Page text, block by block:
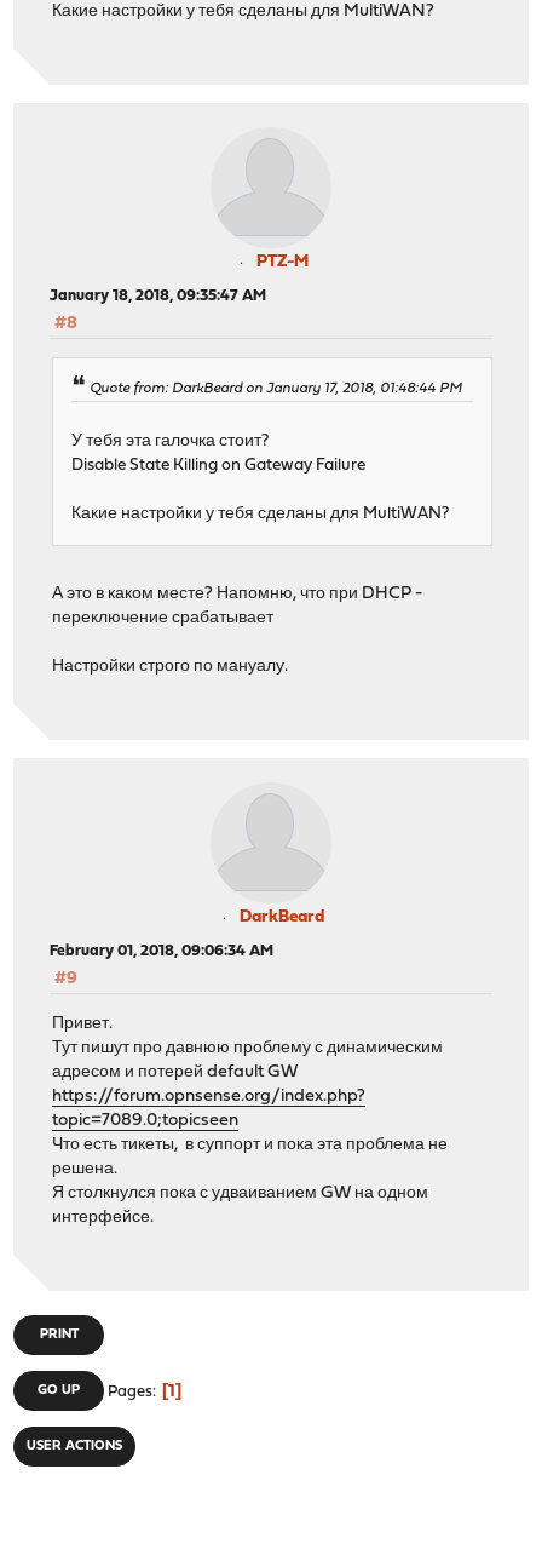
Какие настройки у тебя сделаны для MultiWAN?
PTZ-M
January 18, 2018, 09:35:47 AM
#8
Quote from: DarkBeard on January 17, 2018, 01:48:44 PM
У тебя эта галочка стоит?
Disable State Killing on Gateway Failure
Какие настройки у тебя сделаны для MultiWAN?
А это в каком месте? Напомню, что при DHCP -
переключение срабатывает
Настройки строго по мануалу.
DarkBeard
February 01, 2018, 09:06:34 AM
#9
Привет.
Тут пишут про давнюю проблему с динамическим
адресом и потерей default GW
https://forum.opnsense.org/index.php?
topic=7089.0;topicseen
Что есть тикеты, в суппорт и пока эта проблема не
решена.
Я столкнулся пока с удваиванием GW на одном
интерфейсе.
PRINT
GO UP Pages 1
USER ACTIONS